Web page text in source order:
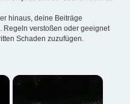
hinaus, deine Beiträge
Regeln verstoßen oder geeignet
Schaden zuzufügen.
×